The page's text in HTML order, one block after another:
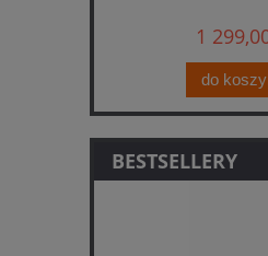
1
do
BESTSELLERY